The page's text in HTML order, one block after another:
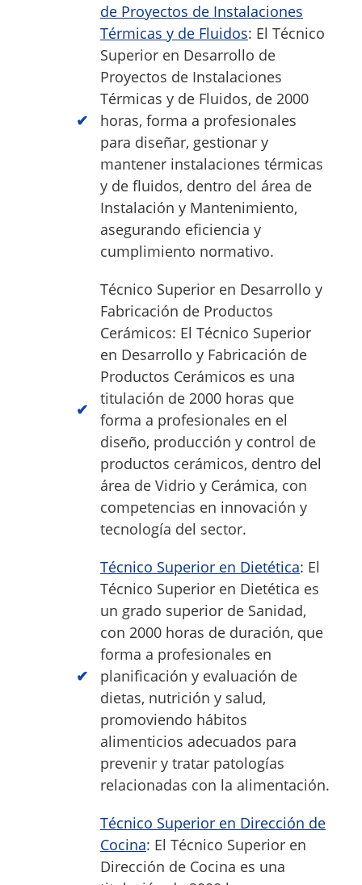
de Proyectos de Instalaciones
Térmicas y de Fluidos: El Técnico
Superior en Desarrollo de
Proyectos de Instalaciones
Térmicas y de Fluidos, de 2000
horas, forma a profesionales
para diseñar, gestionar y
mantener instalaciones térmicas
y de fluidos, dentro del área de
Instalación y Mantenimiento,
asegurando eficiencia y
cumplimiento normativo.
Técnico Superior en Desarrollo y
Fabricación de Productos
Cerámicos: El Técnico Superior
en Desarrollo y Fabricación de
Productos Cerámicos es una
titulación de 2000 horas que
forma a profesionales en el
diseño, producción y control de
productos cerámicos, dentro del
área de Vidrio y Cerámica, con
competencias en innovación y
tecnología del sector.
Técnico Superior en Dietética: El
Técnico Superior en Dietética es
un grado superior de Sanidad,
con 2000 horas de duración, que
forma a profesionales en
planificación y evaluación de
dietas, nutrición y salud,
promoviendo hábitos
alimenticios adecuados para
prevenir y tratar patologías
relacionadas con la alimentación.
Técnico Superior en Dirección de
Cocina: El Técnico Superior en
Dirección de Cocina es una